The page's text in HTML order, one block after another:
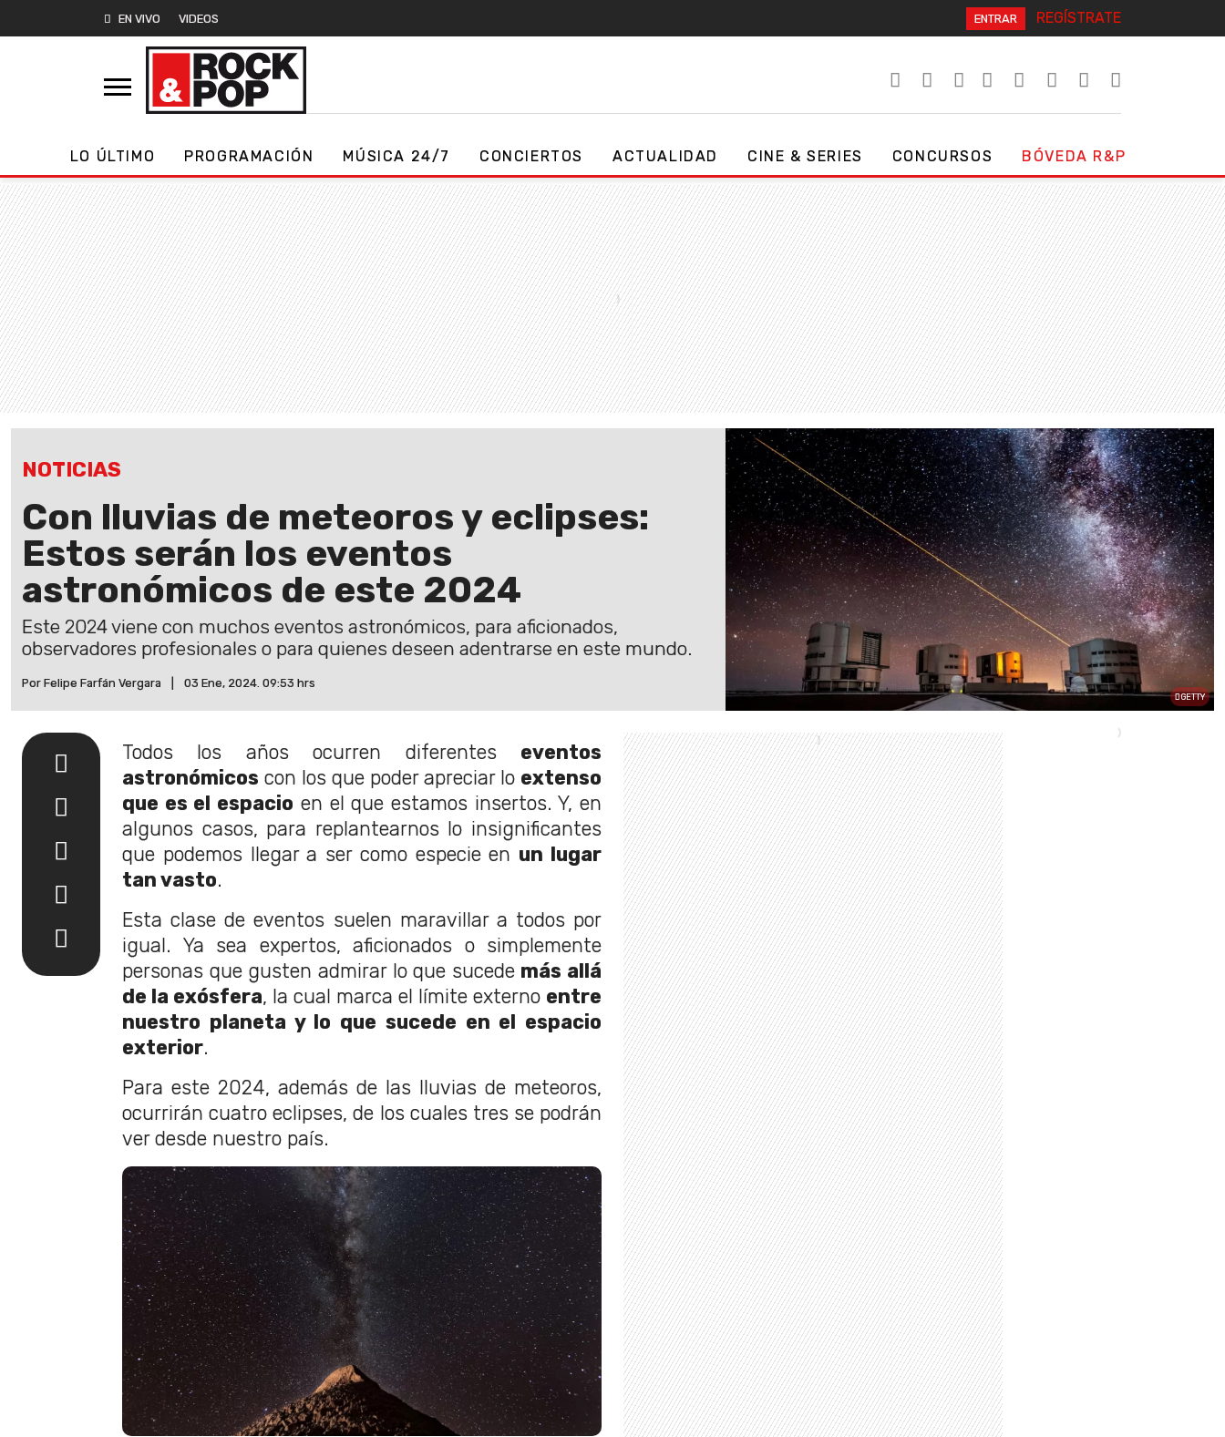
EN VIVO VIDEOS ENTRAR REGÍSTRATE
LO ÚLTIMO PROGRAMACIÓN MÚSICA 24/7 CONCIERTOS ACTUALIDAD CINE & SERIES CONCURSOS BÓVEDA R&P
NOTICIAS
Con lluvias de meteoros y eclipses:
Estos serán los eventos
astronómicos de este 2024
Este 2024 viene con muchos eventos astronómicos, para aficionados,
observadores profesionales o para quienes deseen adentrarse en este mundo.
Por Felipe Farfán Vergara 03 Ene, 2024. 09:53 hrs
GETTY
Todos los años ocurren diferentes eventos
astronómicos con los que poder apreciar lo extenso
que es el espacio en el que estamos insertos. Y, en
algunos casos, para replantearnos lo insignificantes
que podemos llegar a ser como especie en un lugar
tan vasto.
Esta clase de eventos suelen maravillar a todos por
igual. Ya sea expertos, aficionados o simplemente
personas que gusten admirar lo que sucede más allá
de la exósfera, la cual marca el límite externo entre
nuestro planeta y lo que sucede en el espacio
exterior.
Para este 2024, además de las lluvias de meteoros,
ocurrirán cuatro eclipses, de los cuales tres se podrán
ver desde nuestro país.